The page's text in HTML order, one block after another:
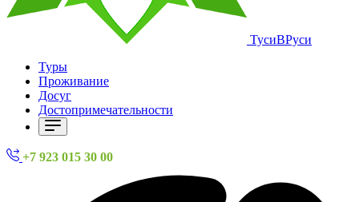
ТусиВРуси
Туры
Проживание
Досуг
Достопримечательности
+7 923 015 30 00